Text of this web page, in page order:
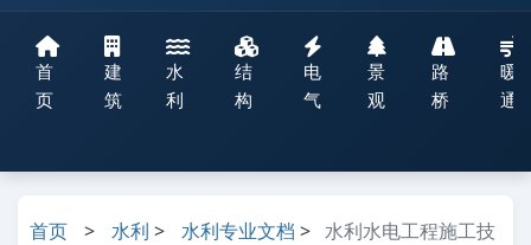
首
页
建
筑
水
利
结
构
电
气
景
观
路
桥
暖
通
首页 > 水利 > 水利专业文档 > 水利水电工程施工技